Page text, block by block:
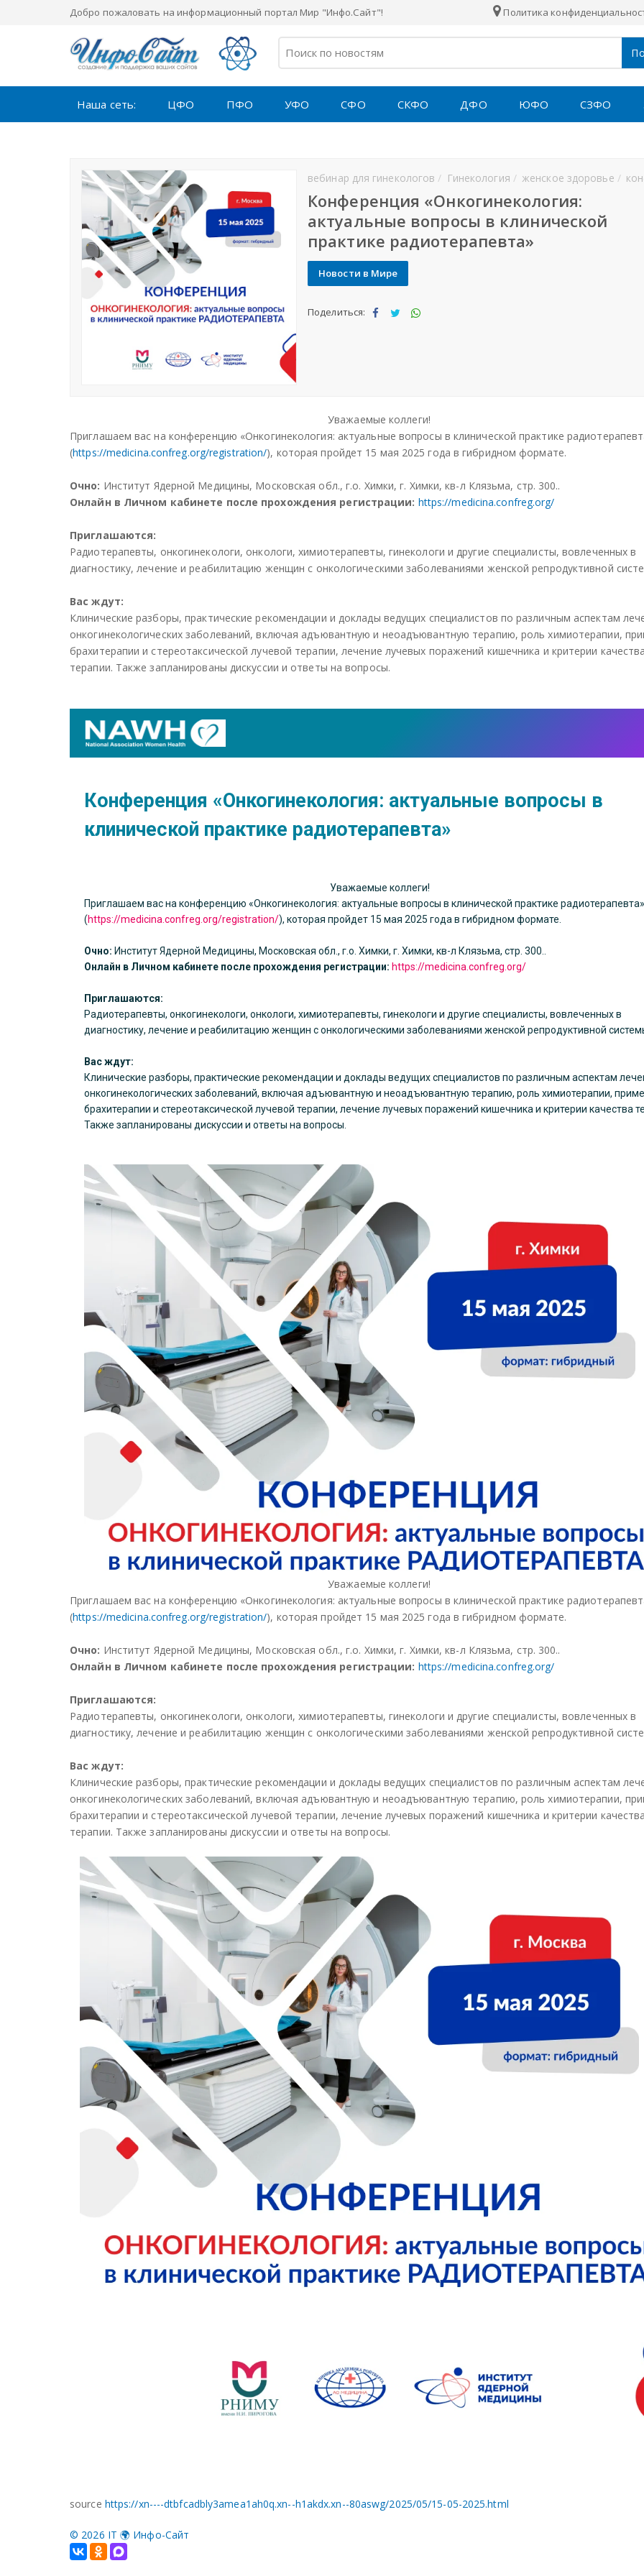
Добро пожаловать на информационный портал Мир "Инфо.Сайт"! Политика
Наша сеть: ЦФО ПФО УФО СФО СКФО ДФО ЮФО СЗФО
вебинар для гинекологов Гинекология женское здоровье
Конференция «Онкогинекология:
актуальные вопросы в клинической
практике радиотерапевта»
Новости в Мире
Поделиться:
Уважаемые коллеги!
Приглашаем вас на конференцию «Онкогинекология: актуальные вопросы в клинической практике
(https://medicina.confreg.org/registration/), которая пройдет 15 мая 2025 года в гибридном формате.
Очно: Институт Ядерной Медицины, Московская обл., г.о. Химки, г. Химки, кв-л Клязьма, стр. 300..
Онлайн в Личном кабинете после прохождения регистрации: https://medicina.confreg.org/
Приглашаются:
Радиотерапевты, онкогинекологи, онкологи, химиотерапевты, гинекологи и другие специалисты, вовлеченных в
диагностику, лечение и реабилитацию женщин с онкологическими заболеваниями женской репродуктивной
Вас ждут:
Клинические разборы, практические рекомендации и доклады ведущих специалистов по различным аспектам
онкогинекологических заболеваний, включая адъювантную и неоадъювантную терапию, роль химиотерапии,
брахитерапии и стереотаксической лучевой терапии, лечение лучевых поражений кишечника и критерии
терапии. Также запланированы дискуссии и ответы на вопросы.
Уважаемые коллеги!
Приглашаем вас на конференцию «Онкогинекология: актуальные вопросы в клинической практике
(https://medicina.confreg.org/registration/), которая пройдет 15 мая 2025 года в гибридном формате.
Очно: Институт Ядерной Медицины, Московская обл., г.о. Химки, г. Химки, кв-л Клязьма, стр. 300..
Онлайн в Личном кабинете после прохождения регистрации: https://medicina.confreg.org/
Приглашаются:
Радиотерапевты, онкогинекологи, онкологи, химиотерапевты, гинекологи и другие специалисты, вовлеченных в
диагностику, лечение и реабилитацию женщин с онкологическими заболеваниями женской репродуктивной
Вас ждут:
Клинические разборы, практические рекомендации и доклады ведущих специалистов по различным аспектам
онкогинекологических заболеваний, включая адъювантную и неоадъювантную терапию, роль химиотерапии,
брахитерапии и стереотаксической лучевой терапии, лечение лучевых поражений кишечника и критерии
терапии. Также запланированы дискуссии и ответы на вопросы.
source https://xn----dtbfcadbly3amea1ah0q.xn--h1akdx.xn--80aswg/2025/05/15-05-2025.html
© 2026 IT 🌍 Инфо-Сайт